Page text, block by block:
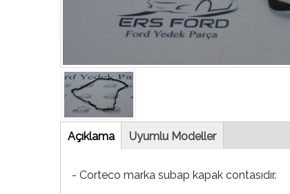
Tab
Açıklama(etkin
sekme)
Uyumlu Modeller
- Corteco marka subap kapak contasıdır.